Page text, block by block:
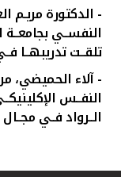
- الدكتورة مريـم
النفســي
تلقــت تدريبهــا
-آلاء الحميضي،
النفــس
الــرواد فــي